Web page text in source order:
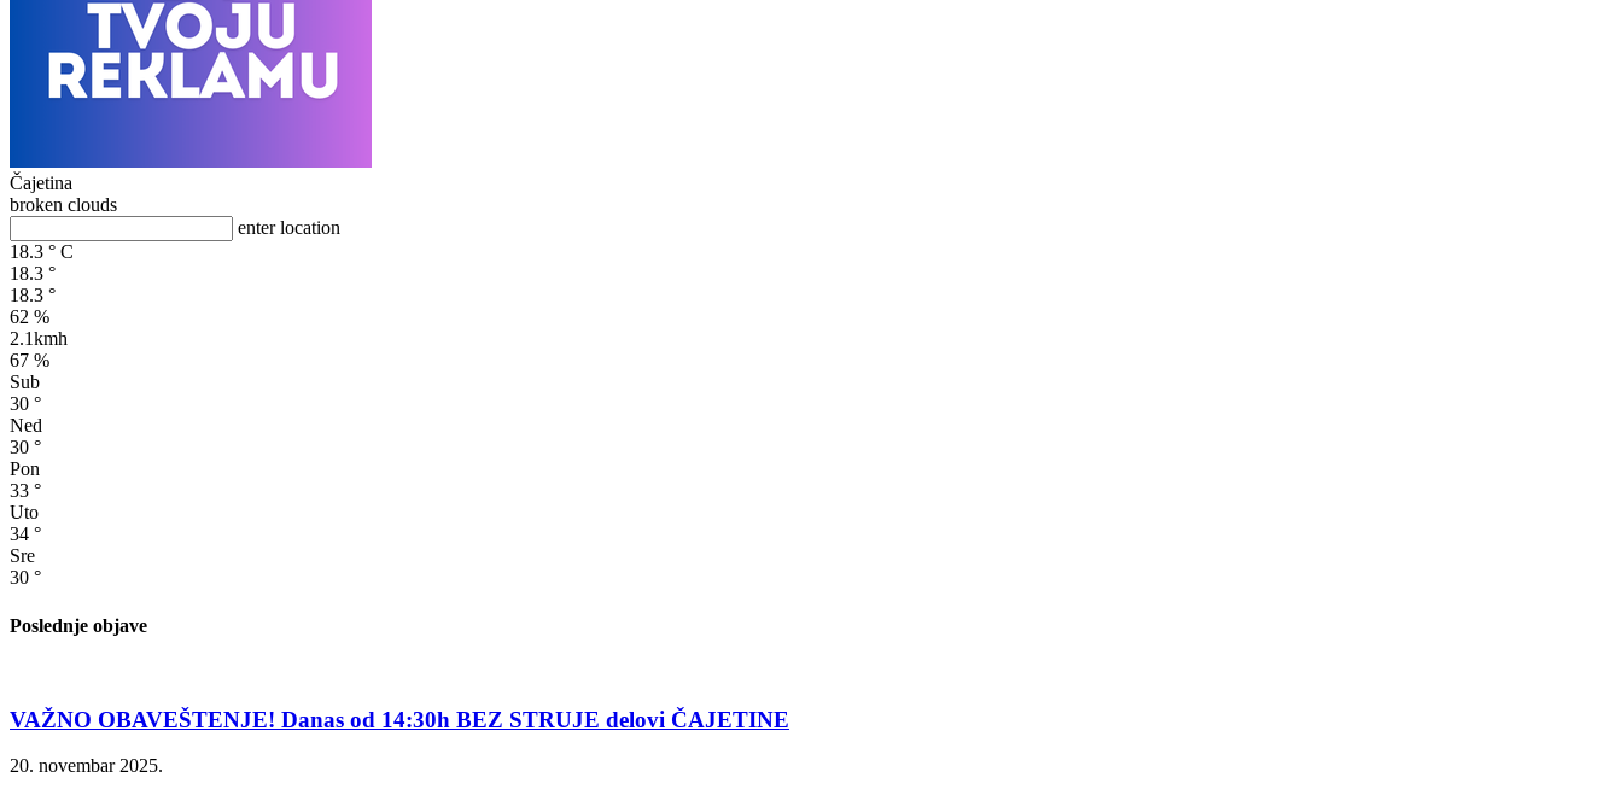
Čajetina
broken clouds
enter location
18.3 ° C
18.3 °
18.3 °
62 %
2.1kmh
67 %
Sub
30 °
Ned
30 °
Pon
33 °
Uto
34 °
Sre
30 °
Poslednje objave
VAŽNO OBAVEŠTENJE! Danas od 14:30h BEZ STRUJE delovi ČAJETINE
20. novembar 2025.